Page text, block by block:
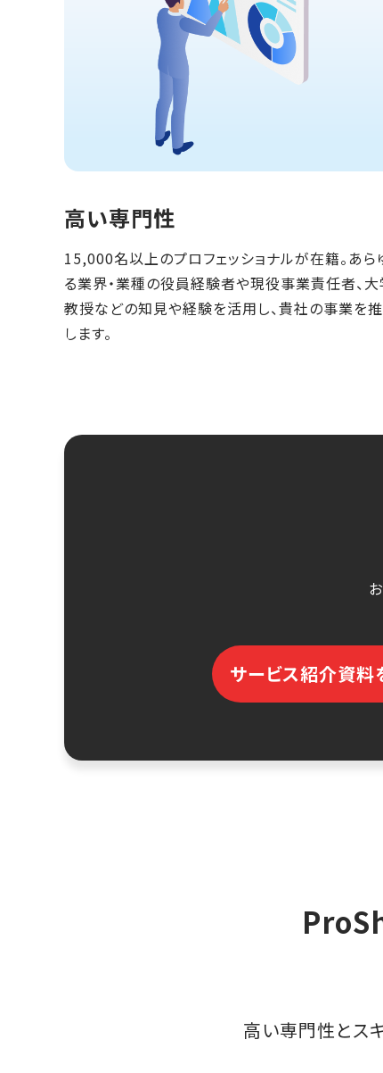
高い専門性
15,000名以上のプロフェッショナルが在籍。あら
る業界・業種の役員経験者や現役事業責任者、大
教授などの知見や経験を活用し、貴社の事業を
します。
サービス紹介資料
高い専門性とス